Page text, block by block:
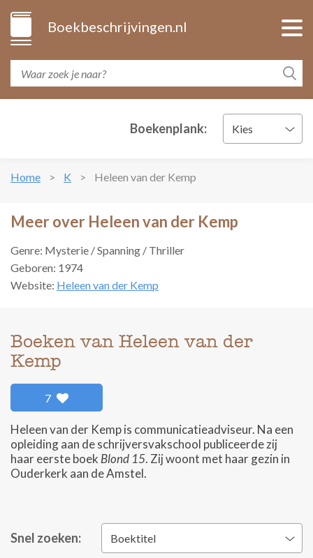
Boekbeschrijvingen.nl
Boekenplank: Kies
Home K Heleen van der Kemp
Meer over Heleen van der Kemp
Genre: Mysterie / Spanning / Thriller
Geboren: 1974
Website: Heleen van der Kemp
Boeken van Heleen van der
Kemp
7
Heleen van der Kemp is communicatieadviseur. Na een
opleiding aan de schrijversvakschool publiceerde zij
haar eerste boek Blond 15. Zij woont met haar gezin in
Ouderkerk aan de Amstel.
Snel zoeken: Boektitel